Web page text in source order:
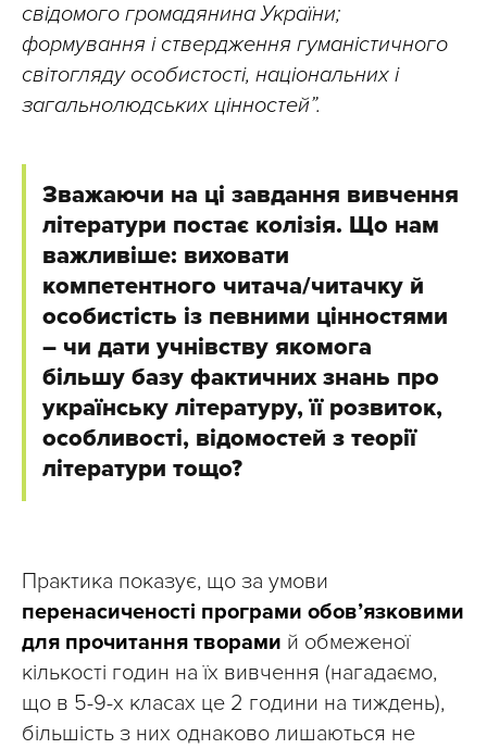
свідомого громадянина України;
формування і ствердження гуманістичного
світогляду особистості, національних і
загальнолюдських цінностей”.
Зважаючи на ці завдання вивчення
літератури постає колізія. Що нам
важливіше: виховати
компетентного читача/читачку й
особистість із певними цінностями
– чи дати учнівству якомога
більшу базу фактичних знань про
українську літературу, її розвиток,
особливості, відомостей з теорії
літератури тощо?
Практика показує, що за умови
перенасиченості програми обов’язковими
для прочитання творами й обмеженої
кількості годин на їх вивчення (нагадаємо,
що в 5-9-х класах це 2 години на тиждень),
більшість з них однаково лишаються не